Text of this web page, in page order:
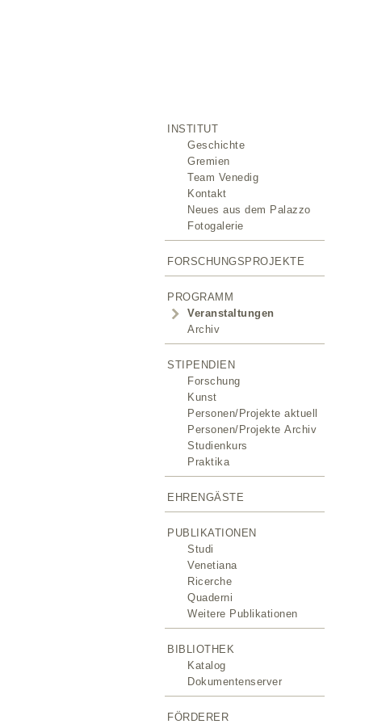
INSTITUT
Geschichte
Gremien
Team Venedig
Kontakt
Neues aus dem Palazzo
Fotogalerie
FORSCHUNGSPROJEKTE
PROGRAMM
Veranstaltungen
Archiv
STIPENDIEN
Forschung
Kunst
Personen/Projekte aktuell
Personen/Projekte Archiv
Studienkurs
Praktika
EHRENGÄSTE
PUBLIKATIONEN
Studi
Venetiana
Ricerche
Quaderni
Weitere Publikationen
BIBLIOTHEK
Katalog
Dokumentenserver
FÖRDERER